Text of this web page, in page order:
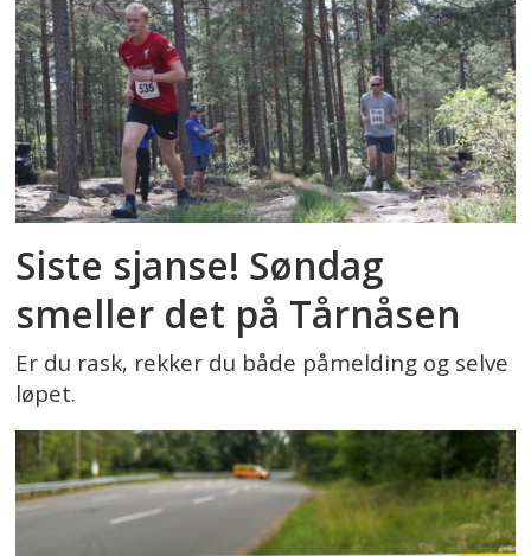
Siste sjanse! Søndag
smeller det på Tårnåsen
Er du rask, rekker du både påmelding og selve
løpet.